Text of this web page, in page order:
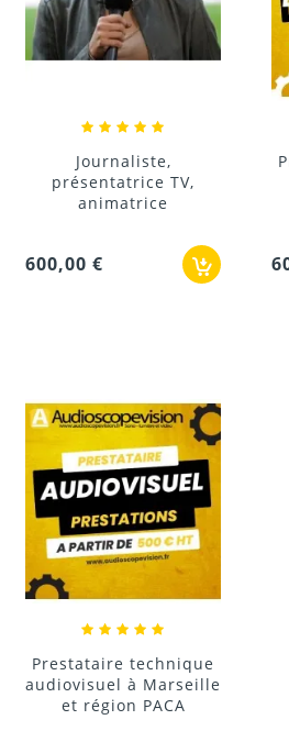
Journaliste,
présentatrice TV,
animatrice
600,00 €
Prestataire technique
audiovisuel à Marseille
et région PACA